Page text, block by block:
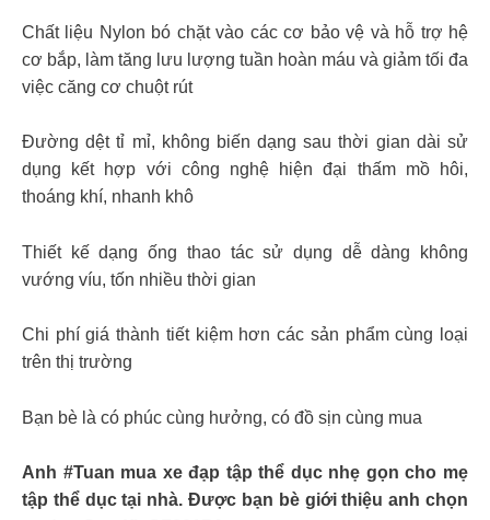
Chất liệu Nylon bó chặt vào các cơ bảo vệ và hỗ trợ hệ
cơ bắp, làm tăng lưu lượng tuần hoàn máu và giảm tối đa
việc căng cơ chuột rút
Đường dệt tỉ mỉ, không biến dạng sau thời gian dài sử
dụng kết hợp với công nghệ hiện đại thấm mồ hôi,
thoáng khí, nhanh khô
Thiết kế dạng ống thao tác sử dụng dễ dàng không
vướng víu, tốn nhiều thời gian
Chi phí giá thành tiết kiệm hơn các sản phẩm cùng loại
trên thị trường
Bạn bè là có phúc cùng hưởng, có đồ sịn cùng mua
Anh #Tuan mua xe đạp tập thể dục nhẹ gọn cho mẹ
tập thể dục tại nhà. Được bạn bè giới thiệu anh chọn